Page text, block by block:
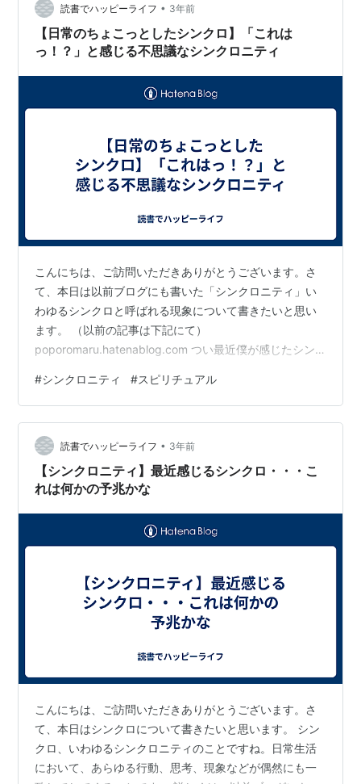
富。鑑定のお支払いに、様々な決済方法が選択できま…
読書でハッピーライフ • 3年前
【日常のちょこっとしたシンクロ】「これは
っ！？」と感じる不思議なシンクロニティ
こんにちは、ご訪問いただきありがとうございます。さ
て、本日は以前ブログにも書いた「シンクロニティ」い
わゆるシンクロと呼ばれる現象について書きたいと思い
ます。 （以前の記事は下記にて）
poporomaru.hatenablog.com つい最近僕が感じたシン
いた時のことです。確かちょうど日曜日の午前の時間帯
で、家で携帯の充電をしながらテレビを見ていました。
そして「そろそろ充電されたころだな」と思ってスマホ
をみた瞬間、同時にテレビで誰かが「携帯の充電って
96％くらいあるといいよね」みたいなセリフが聞こえて
きました。 「確かにな～」と思いながら…
#シンクロニティ #スピリチュアル
読書でハッピーライフ • 3年前
【シンクロニティ】最近感じるシンクロ・・・こ
れは何かの予兆かな
こんにちは、ご訪問いただきありがとうございます。さ
て、本日はシンクロについて書きたいと思います。 シン
クロ、いわゆるシンクロニティのことですね。日常生活
において、あらゆる行動、思考、現象などが偶然にも一